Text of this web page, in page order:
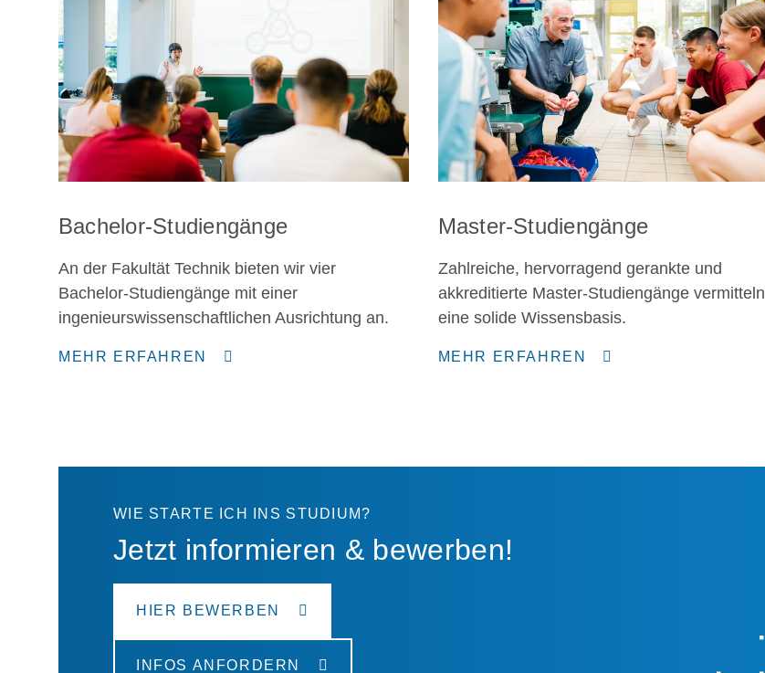
Bachelor-Studiengänge
An der Fakultät Technik bieten wir vier
Bachelor-Studiengänge mit einer
ingenieurswissenschaftlichen Ausrichtung an.
MEHR ERFAHREN
Master-Studiengänge
Zahlreiche, hervorragend gerankte und
akkreditierte Master-Studiengänge vermitteln
eine solide Wissensbasis.
MEHR ERFAHREN
WIE STARTE ICH INS STUDIUM?
Jetzt informieren & bewerben!
HIER BEWERBEN
INFOS ANFORDERN